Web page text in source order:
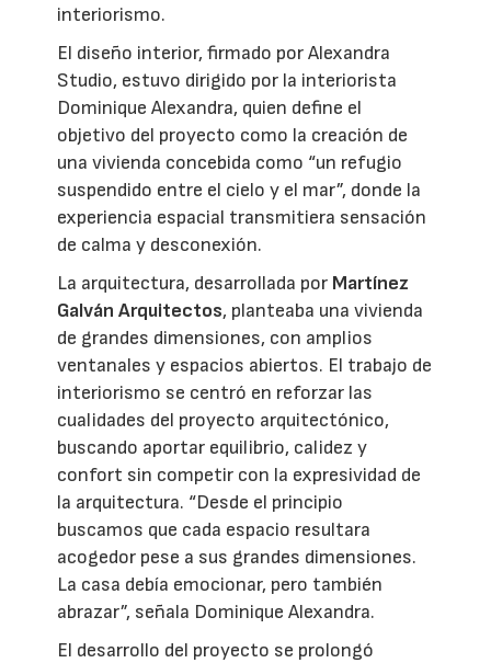
interiorismo.
El diseño interior, firmado por Alexandra
Studio, estuvo dirigido por la interiorista
Dominique Alexandra, quien define el
objetivo del proyecto como la creación de
una vivienda concebida como “un refugio
suspendido entre el cielo y el mar”, donde la
experiencia espacial transmitiera sensación
de calma y desconexión.
La arquitectura, desarrollada por Martínez
Galván Arquitectos, planteaba una vivienda
de grandes dimensiones, con amplios
ventanales y espacios abiertos. El trabajo de
interiorismo se centró en reforzar las
cualidades del proyecto arquitectónico,
buscando aportar equilibrio, calidez y
confort sin competir con la expresividad de
la arquitectura. “Desde el principio
buscamos que cada espacio resultara
acogedor pese a sus grandes dimensiones.
La casa debía emocionar, pero también
abrazar”, señala Dominique Alexandra.
El desarrollo del proyecto se prolongó